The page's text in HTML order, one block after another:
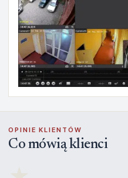
OPINIE KLIENTÓW
Co mówią klienci